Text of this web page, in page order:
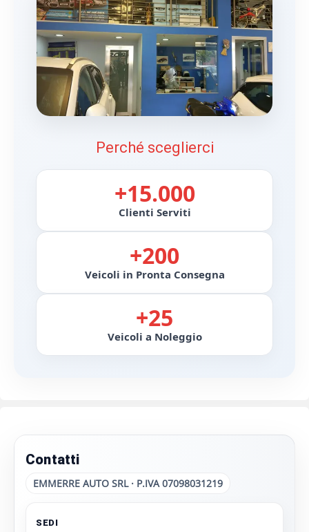
Perché sceglierci
+15.000
Clienti Serviti
+200
Veicoli in Pronta Consegna
+25
Veicoli a Noleggio
Contatti
EMMERRE AUTO SRL · P.IVA 07098031219
SEDI